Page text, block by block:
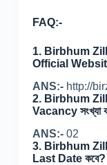
FAQ:-
1. Birbhum
Official
ANS:-http://
2. Birbhum
Vacancy সংখ্যা
ANS:-02
3. Birbhum
Last Date কবে?